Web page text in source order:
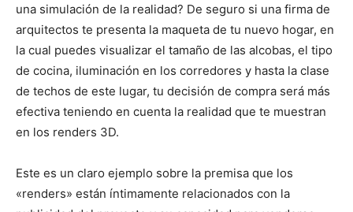
una simulación de la realidad? De seguro si una firma de
arquitectos te presenta la maqueta de tu nuevo hogar, en
la cual puedes visualizar el tamaño de las alcobas, el tipo
de cocina, iluminación en los corredores y hasta la clase
de techos de este lugar, tu decisión de compra será más
efectiva teniendo en cuenta la realidad que te muestran
en los renders 3D.
Este es un claro ejemplo sobre la premisa que los
«renders» están íntimamente relacionados con la